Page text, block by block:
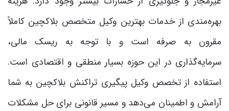
بهره‌مندی از خدمات بهترین وکیل متخصص بلاکچین کاملاً
مقرون به صرفه است و با توجه به ریسک مالی،
سرمایه‌گذاری در این حوزه بسیار منطقی و اقتصادی است.
استفاده از تخصص وکیل پیگیری تراکنش بلاکچین به شما
آرامش و اطمینان می‌دهد و مسیر قانونی برای حل مشکلات